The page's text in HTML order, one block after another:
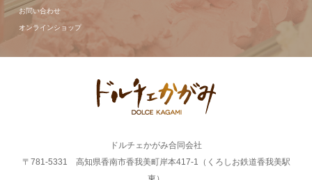
お問い合わせ
オンラインショップ
ドルチェかがみ合同会社
〒781-5331 高知県香南市香我美町岸本417-1（くろしお鉄道香我美駅